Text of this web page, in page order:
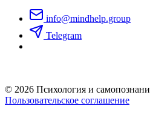
info@mindhelp.group
Telegram
© 2026 Психология и
Пользовательское соглашение